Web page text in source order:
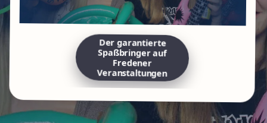
Der garantierte
Spaßbringer auf
Fredener
Veranstaltungen